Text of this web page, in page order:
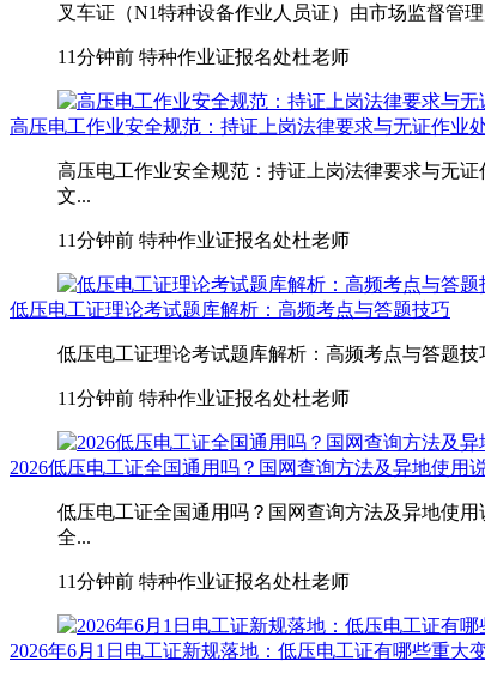
叉车证（N1特种设备作业人员证）由市场监督管
11分钟前 特种作业证报名处杜老师
高压电工作业安全规范：持证上岗法律要求与无证作业
高压电工作业安全规范：持证上岗法律要求与无
文...
11分钟前 特种作业证报名处杜老师
低压电工证理论考试题库解析：高频考点与答题技巧
低压电工证理论考试题库解析：高频考点与答题
11分钟前 特种作业证报名处杜老师
2026低压电工证全国通用吗？国网查询方法及异地使用
低压电工证全国通用吗？国网查询方法及异地使
全...
11分钟前 特种作业证报名处杜老师
2026年6月1日电工证新规落地：低压电工证有哪些重大